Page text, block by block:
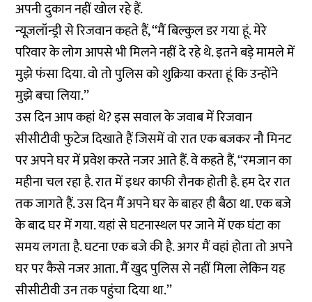
अपनी दुकान नहीं खोल रहे हैं.
न्यूज़लॉन्ड्री से रिजवान कहते हैं, ‘‘मैं बिल्कुल डर गया हूं. मेरे
परिवार के लोग आपसे भी मिलने नहीं दे रहे थे. इतने बड़े मामले में
मुझे फंसा दिया. वो तो पुलिस को शुक्रिया करता हूं कि उन्होंने
मुझे बचा लिया.’’
उस दिन आप कहां थे? इस सवाल के जवाब में रिजवान
सीसीटीवी फुटेज दिखाते हैं जिसमें वो रात एक बजकर नौ मिनट
पर अपने घर में प्रवेश करते नजर आते हैं. वे कहते हैं, ‘‘रमजान का
महीना चल रहा है. रात में इधर काफी रौनक होती है. हम देर रात
तक जागते हैं. उस दिन मैं अपने घर के बाहर ही बैठा था. एक बजे
के बाद घर में गया. यहां से घटनास्थल पर जाने में एक घंटा का
समय लगता है. घटना एक बजे की है. अगर मैं वहां होता तो अपने
घर पर कैसे नजर आता. मैं खुद पुलिस से नहीं मिला लेकिन यह
सीसीटीवी उन तक पहुंचा दिया था.’’